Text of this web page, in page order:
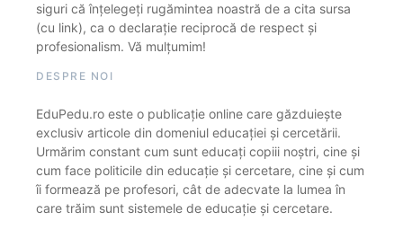
siguri că înțelegeți rugămintea noastră de a cita sursa
(cu link), ca o declarație reciprocă de respect și
profesionalism. Vă mulțumim!
DESPRE NOI
EduPedu.ro este o publicație online care găzduiește
exclusiv articole din domeniul educației și cercetării.
Urmărim constant cum sunt educați copiii noștri, cine și
cum face politicile din educație și cercetare, cine și cum
îi formează pe profesori, cât de adecvate la lumea în
care trăim sunt sistemele de educație și cercetare.